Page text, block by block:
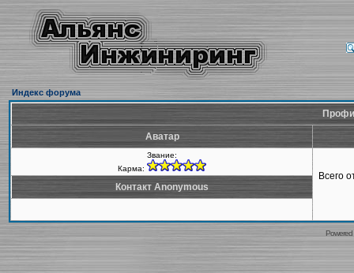
Индекс форума
Аватар
Звание:
Карма:
Всего
Контакт Anonymous